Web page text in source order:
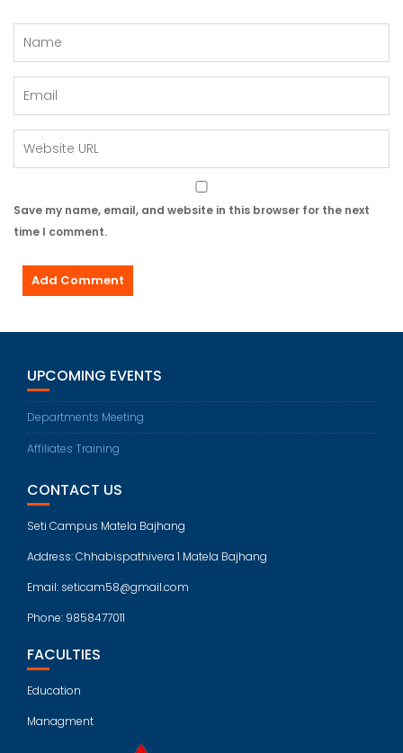
Save my name, email, and website in this browser for the next
time I comment.
UPCOMING EVENTS
Departments Meeting
Affiliates Training
CONTACT US
Seti Campus Matela Bajhang
Address: Chhabispathivera 1 Matela Bajhang
Email: seticam58@gmail.com
Phone: 9858477011
FACULTIES
Education
Managment